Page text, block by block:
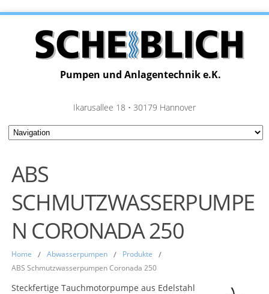
Pumpen und Anlagentechnik e.K.
Ikarusallee 18 • 30179 Hannover
ABS
SCHMUTZWASSERPUMPE
N CORONADA 250
Home / Abwasserpumpen / Produkte /
ABS Schmutzwasserpumpen Coronada 250
Steckfertige Tauchmotorpumpe aus Edelstahl